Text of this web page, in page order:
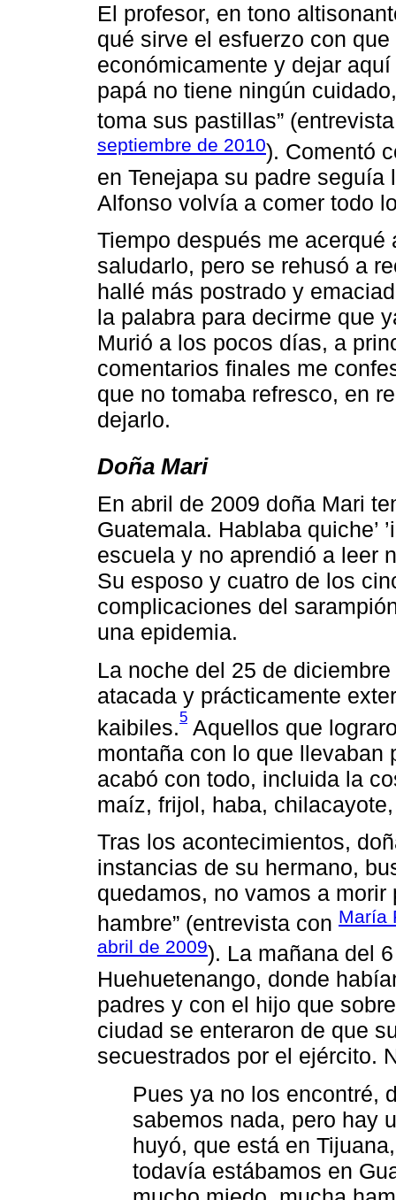
El profesor, en tono
qué sirve el esfuerzo con
económicamente y dejar
papá no tiene ningún
toma sus pastillas”
septiembre de 2010). Comentó
en Tenejapa su padre
Alfonso volvía a comer todo
Tiempo después me
saludarlo, pero se rehusó a
hallé más postrado y
la palabra para decirme que
Murió a los pocos días, a
comentarios finales me
que no tomaba refresco, en
dejarlo.
Doña Mari
En abril de 2009 doña Mari
Guatemala. Hablaba quiche’
escuela y no aprendió a leer
Su esposo y cuatro de los
complicaciones del
una epidemia.
La noche del 25 de
atacada y prácticamente
kaibiles.5 Aquellos que
montaña con lo que llevaban
acabó con todo, incluida la
maíz, frijol, haba,
Tras los acontecimientos,
instancias de su hermano,
quedamos, no vamos a
hambre” (entrevista con María
abril de 2009). La mañana del
Huehuetenango, donde
padres y con el hijo que
ciudad se enteraron de que
secuestrados por el ejército.
Pues ya no los encontré,
sabemos nada, pero hay
huyó, que está en
todavía estábamos en